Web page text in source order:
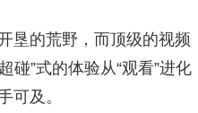
垦的荒野，而顶级的视频
碰”式的体验从“观看”进化
可及。